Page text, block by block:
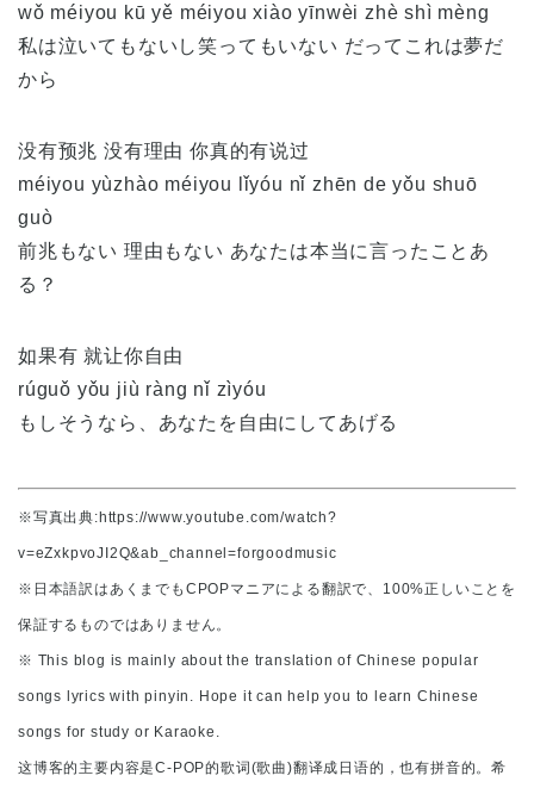
wǒ méiyou kū yě méiyou xiào yīnwèi zhè shì mèng
私は泣いてもないし笑ってもいない だってこれは夢だ
から
没有预兆 没有理由 你真的有说过
méiyou yùzhào méiyou lǐyóu nǐ zhēn de yǒu shuō
guò
前兆もない 理由もない あなたは本当に言ったことあ
る？
如果有 就让你自由
rúguǒ yǒu jiù ràng nǐ zìyóu
もしそうなら、あなたを自由にしてあげる
※写真出典:https://www.youtube.com/watch?
v=eZxkpvoJI2Q&ab_channel=forgoodmusic
※日本語訳はあくまでもCPOPマニアによる翻訳で、100%正しいことを
保証するものではありません。
※ This blog is mainly about the translation of Chinese popular
songs lyrics with pinyin. Hope it can help you to learn Chinese
songs for study or Karaoke.
这博客的主要内容是C-POP的歌词(歌曲)翻译成日语的，也有拼音的。希